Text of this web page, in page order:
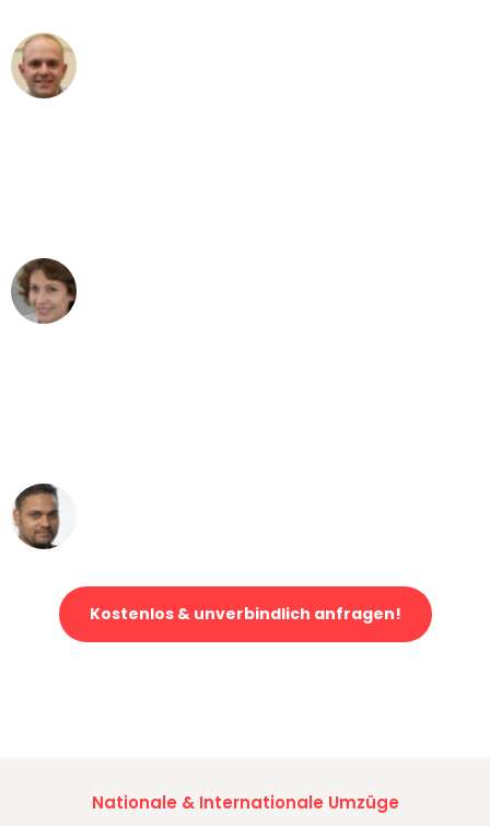
Kostenlos & unverbindlich anfragen!
Nationale & Internationale Umzüge